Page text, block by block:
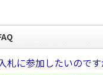
札に参加したいので